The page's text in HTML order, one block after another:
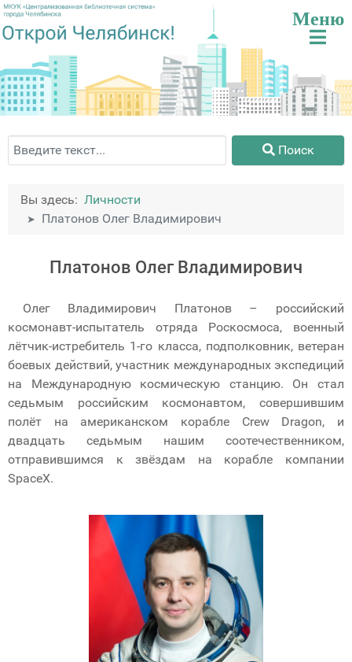
Поиск Поиск
Вы здесь: Личности
Платонов Олег Владимирович
Платонов Олег Владимирович
Олег Владимирович Платонов – российский
космонавт-испытатель отряда Роскосмоса, военный
лётчик-истребитель 1-го класса, подполковник, ветеран
боевых действий, участник международных экспедиций
на Международную космическую станцию. Он стал
седьмым российским космонавтом, совершившим
полёт на американском корабле Crew Dragon, и
двадцать седьмым нашим соотечественником,
отправившимся к звёздам на корабле компании
SpaceX.